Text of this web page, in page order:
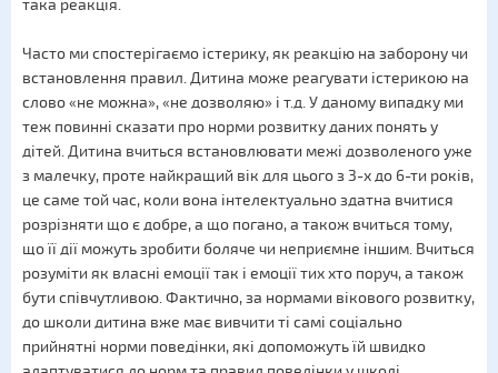
така реакція.
Часто ми спостерігаємо істерику, як реакцію на заборону чи
встановлення правил. Дитина може реагувати істерикою на
слово «не можна», «не дозволяю» і т.д. У даному випадку ми
теж повинні сказати про норми розвитку даних понять у
дітей. Дитина вчиться встановлювати межі дозволеного уже
з малечку, проте найкращий вік для цього з 3-х до 6-ти років,
це саме той час, коли вона інтелектуально здатна вчитися
розрізняти що є добре, а що погано, а також вчиться тому,
що її дії можуть зробити боляче чи неприємне іншим. Вчиться
розуміти як власні емоції так і емоції тих хто поруч, а також
бути співчутливою. Фактично, за нормами вікового розвитку,
до школи дитина вже має вивчити ті самі соціально
прийнятні норми поведінки, які допоможуть їй швидко